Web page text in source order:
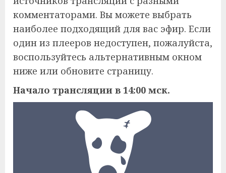
комментаторами. Вы можете выбрать
наиболее подходящий для вас эфир. Если
один из плееров недоступен, пожалуйста,
воспользуйтесь альтернативным окном
ниже или обновите страницу.
Начало трансляции в 14:00 мск.